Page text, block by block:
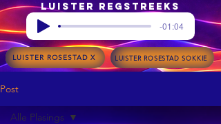
Luister regstreeks
-01:04
LUISTER ROSESTAD X LUISTER ROSESTAD SOKKIE
Post
Alle Plasings